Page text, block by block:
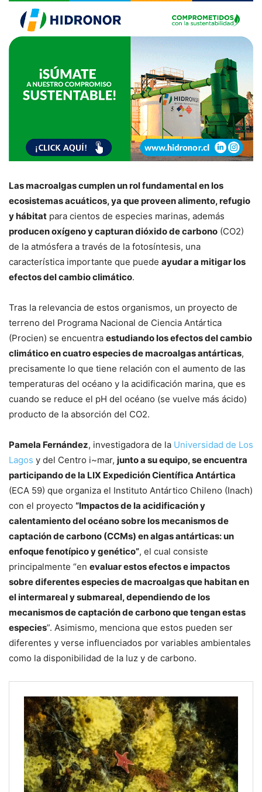
Las macroalgas cumplen un rol fundamental en los
ecosistemas acuáticos, ya que proveen alimento, refugio
y hábitat para cientos de especies marinas, además
producen oxígeno y capturan dióxido de carbono (CO2)
de la atmósfera a través de la fotosíntesis, una
característica importante que puede ayudar a mitigar los
efectos del cambio climático.
Tras la relevancia de estos organismos, un proyecto de
terreno del Programa Nacional de Ciencia Antártica
(Procien) se encuentra estudiando los efectos del cambio
climático en cuatro especies de macroalgas antárticas,
precisamente lo que tiene relación con el aumento de las
temperaturas del océano y la acidificación marina, que es
cuando se reduce el pH del océano (se vuelve más ácido)
producto de la absorción del CO2.
Pamela Fernández, investigadora de la Universidad de Los
Lagos y del Centro i~mar, junto a su equipo, se encuentra
participando de la LIX Expedición Científica Antártica
(ECA 59) que organiza el Instituto Antártico Chileno (Inach)
con el proyecto “Impactos de la acidificación y
calentamiento del océano sobre los mecanismos de
captación de carbono (CCMs) en algas antárticas: un
enfoque fenotípico y genético”, el cual consiste
principalmente “en evaluar estos efectos e impactos
sobre diferentes especies de macroalgas que habitan en
el intermareal y submareal, dependiendo de los
mecanismos de captación de carbono que tengan estas
especies”. Asimismo, menciona que estos pueden ser
diferentes y verse influenciados por variables ambientales
como la disponibilidad de la luz y de carbono.